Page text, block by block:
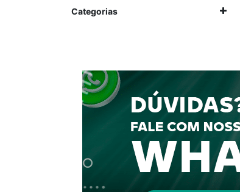
Categorias